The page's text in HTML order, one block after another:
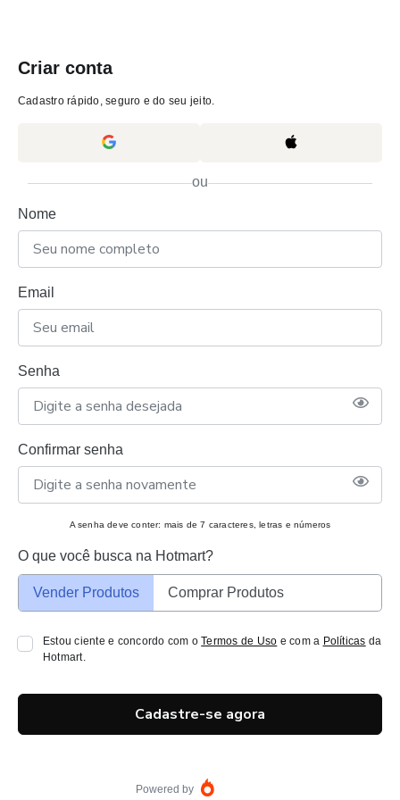
Criar conta
Cadastro rápido, seguro e do seu jeito.
ou
Nome
Email
Senha
Confirmar senha
A senha deve conter: mais de 7 caracteres, letras e números
O que você busca na Hotmart?
Vender Produtos Comprar Produtos
Estou ciente e concordo com oTermos de Uso e com a Políticas da
Hotmart.
Cadastre-se agora
Powered by